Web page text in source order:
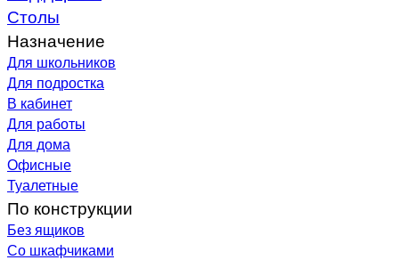
Столы
Назначение
Для школьников
Для подростка
В кабинет
Для работы
Для дома
Офисные
Туалетные
По конструкции
Без ящиков
Со шкафчиками